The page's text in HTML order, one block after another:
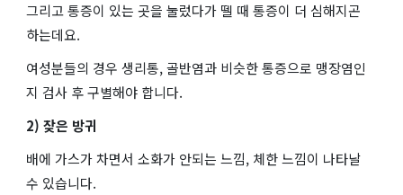
그리고 통증이 있는 곳을 눌렀다가 뗄 때 통증이 더 심해지곤
하는데요.
여성분들의 경우 생리통, 골반염과 비슷한 통증으로 맹장염인
지 검사 후 구별해야 합니다.
2) 잦은 방귀
배에 가스가 차면서 소화가 안되는 느낌, 체한 느낌이 나타날
수 있습니다.